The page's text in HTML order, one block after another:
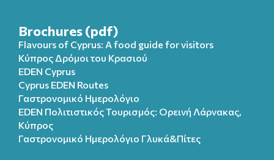
Brochures (pdf)
Flavours of Cyprus: A food guide for visitors
Κύπρος Δρόμοι του Κρασιού
EDEN Cyprus
Cyprus EDEN Routes
Γαστρονομικό Ημερολόγιο
EDEN Πολιτιστικός Τουρισμός: Ορεινή Λάρνακας,
Κύπρος
Γαστρονομικό Ημερολόγιo Γλυκά&Πίτες